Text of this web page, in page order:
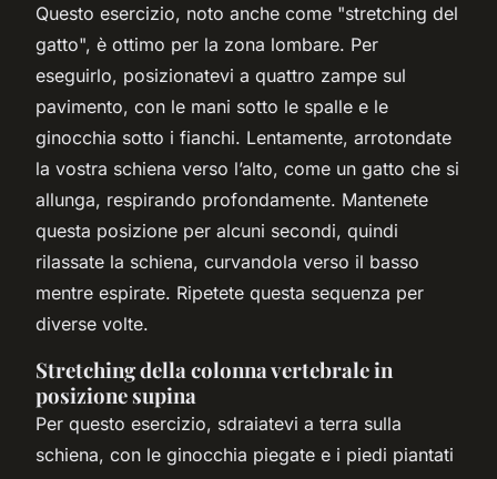
Questo esercizio, noto anche come "stretching del
gatto", è ottimo per la zona lombare. Per
eseguirlo, posizionatevi a quattro zampe sul
pavimento, con le mani sotto le spalle e le
ginocchia sotto i fianchi. Lentamente, arrotondate
la vostra schiena verso l’alto, come un gatto che si
allunga, respirando profondamente. Mantenete
questa posizione per alcuni secondi, quindi
rilassate la schiena, curvandola verso il basso
mentre espirate. Ripetete questa sequenza per
diverse volte.
Stretching della colonna vertebrale in
posizione supina
Per questo esercizio, sdraiatevi a terra sulla
schiena, con le ginocchia piegate e i piedi piantati